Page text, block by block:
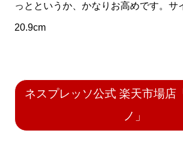
っとというか、かなりお高めです。サ
20.9cm
ネスプレッソ公式 楽天市場店
ノ」